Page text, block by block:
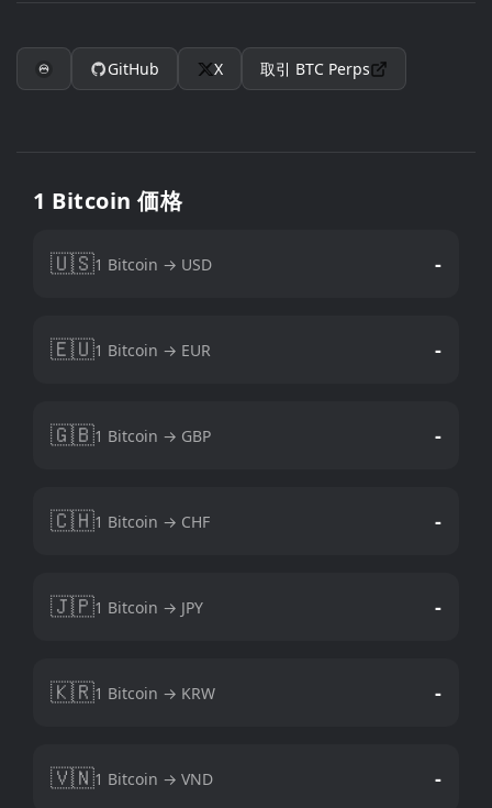
GitHub X 取引 BTC Perps
1 Bitcoin 価格
🇺🇸1 Bitcoin → USD -
🇪🇺1 Bitcoin → EUR -
🇬🇧1 Bitcoin → GBP -
🇨🇭1 Bitcoin → CHF -
🇯🇵1 Bitcoin → JPY -
🇰🇷1 Bitcoin → KRW -
🇻🇳1 Bitcoin → VND -